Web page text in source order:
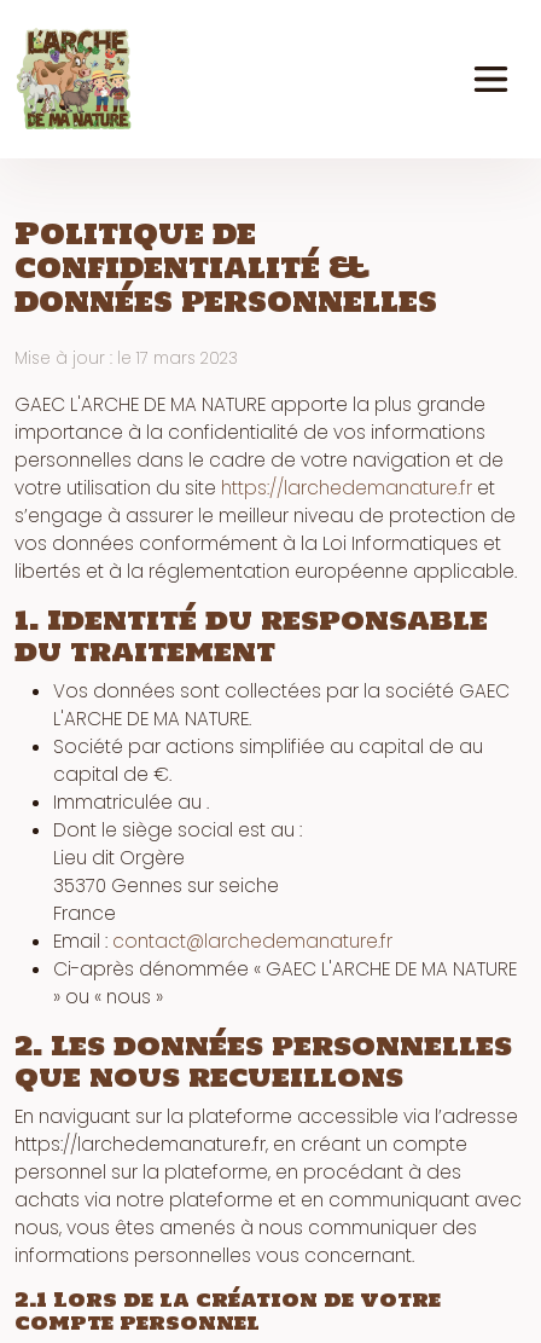
Politique de
confidentialité &
données personnelles
Mise à jour : le 17 mars 2023
GAEC L'ARCHE DE MA NATURE apporte la plus grande
importance à la confidentialité de vos informations
personnelles dans le cadre de votre navigation et de
votre utilisation du site https://larchedemanature.fr et
s’engage à assurer le meilleur niveau de protection de
vos données conformément à la Loi Informatiques et
libertés et à la réglementation européenne applicable.
1. Identité du responsable
du traitement
Vos données sont collectées par la société GAEC
L'ARCHE DE MA NATURE.
Société par actions simplifiée au capital de au
capital de €.
Immatriculée au .
Dont le siège social est au :
Lieu dit Orgère
35370 Gennes sur seiche
France
Email : contact@larchedemanature.fr
Ci-après dénommée « GAEC L'ARCHE DE MA NATURE
» ou « nous »
2. Les données personnelles
que nous recueillons
En naviguant sur la plateforme accessible via l’adresse
https://larchedemanature.fr, en créant un compte
personnel sur la plateforme, en procédant à des
achats via notre plateforme et en communiquant avec
nous, vous êtes amenés à nous communiquer des
informations personnelles vous concernant.
2.1 Lors de la création de votre
compte personnel